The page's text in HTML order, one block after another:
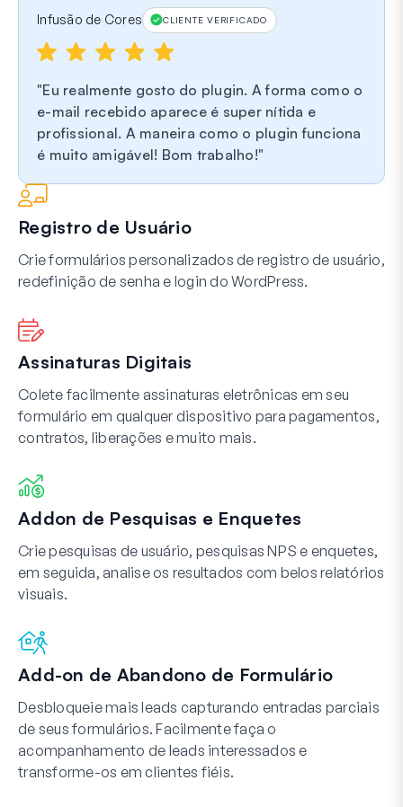
Infusão de Cores CLIENTE VERIFICADO
Eu realmente gosto do plugin. A forma como o
e-mail recebido aparece é super nítida e
profissional. A maneira como o plugin funciona
é muito amigável! Bom trabalho!
Registro de Usuário
Crie formulários personalizados de registro de usuário,
redefinição de senha e login do WordPress.
Assinaturas Digitais
Colete facilmente assinaturas eletrônicas em seu
formulário em qualquer dispositivo para pagamentos,
contratos, liberações e muito mais.
Addon de Pesquisas e Enquetes
Crie pesquisas de usuário, pesquisas NPS e enquetes,
em seguida, analise os resultados com belos relatórios
visuais.
Add-on de Abandono de Formulário
Desbloqueie mais leads capturando entradas parciais
de seus formulários. Facilmente faça o
acompanhamento de leads interessados e
transforme-os em clientes fiéis.